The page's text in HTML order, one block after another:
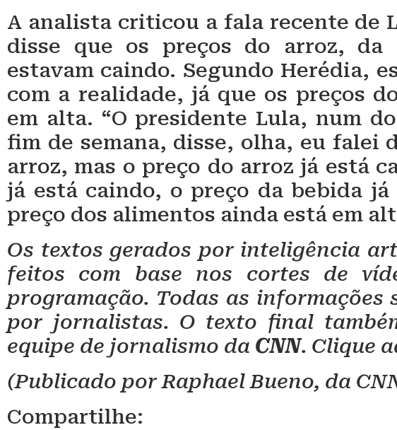
A analista criticou a fala recente de
disse que os preços do arroz,
estavam caindo. Segundo Herédia,
com a realidade, já que os preços
em alta. “O presidente Lula, num
fim de semana, disse, olha, eu falei
arroz, mas o preço do arroz já está
já está caindo, o preço da bebida
preço dos alimentos ainda está em
Os textos gerados por inteligência
feitos com base nos cortes de
programação. Todas as informações
por jornalistas. O texto final
equipe de jornalismo da CNN. Clique
(Publicado por Raphael Bueno, da
Compartilhe: